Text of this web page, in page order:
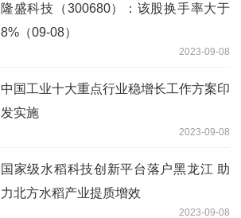
隆盛科技（300680）：该股换手率大于
8%（09-08）
2023-09-08
中国工业十大重点行业稳增长工作方案印
发实施
2023-09-08
国家级水稻科技创新平台落户黑龙江 助
力北方水稻产业提质增效
2023-09-08